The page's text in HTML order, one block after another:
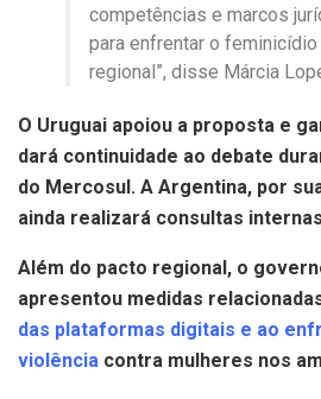
competências e marcos
para enfrentar o
regional”, disse Márcia
O Uruguai apoiou a proposta e
dará continuidade ao debate
do Mercosul. A Argentina, por
ainda realizará consultas
Além do pacto regional, o
apresentou medidas
das plataformas digitais e ao
violência contra mulheres nos